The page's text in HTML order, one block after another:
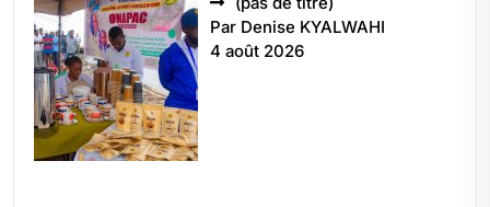
5496
Par Denise KYALWAHI
4 août 2026